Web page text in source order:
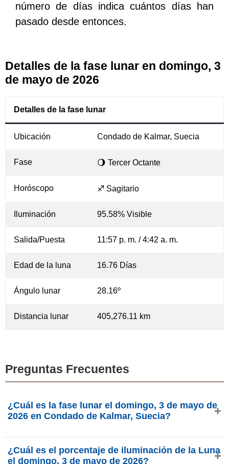
número de días indica cuántos días han
pasado desde entonces.
Detalles de la fase lunar en domingo, 3
de mayo de 2026
Detalles de la fase lunar
Ubicación Condado de Kalmar, Suecia
Fase 🌖 Tercer Octante
Horóscopo ♐ Sagitario
Iluminación 95.58% Visible
Salida/Puesta 11:57 p. m. / 4:42 a. m.
Edad de la luna 16.76 Días
Ángulo lunar 28.16º
Distancia lunar 405,276.11 km
Preguntas Frecuentes
¿Cuál es la fase lunar el domingo, 3 de mayo de
2026 en Condado de Kalmar, Suecia?
Suecia, la Luna está en la fase Tercer Octante con 95.58%
¿Cuál es el porcentaje de iluminación de la Luna
el domingo, 3 de mayo de 2026?